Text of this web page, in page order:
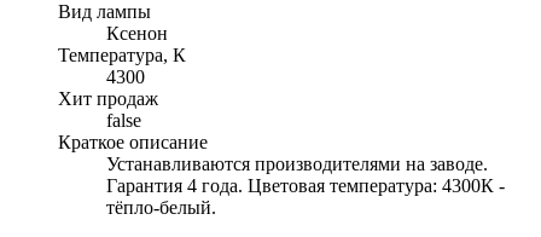
Вид лампы
Ксенон
Температура, К
4300
Хит продаж
false
Краткое описание
Устанавливаются производителями на заводе.
Гарантия 4 года. Цветовая температура: 4300К -
тёпло-белый.